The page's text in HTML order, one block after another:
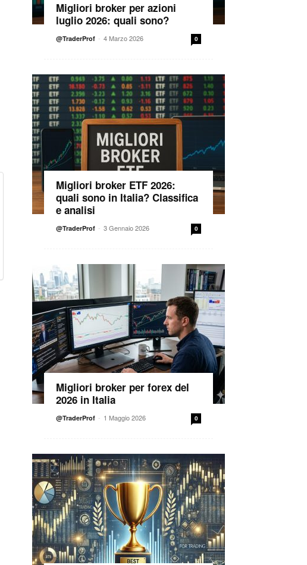
Migliori broker per azioni
luglio 2026: quali sono?
@TraderProf - 4 Marzo 2026 0
Migliori broker ETF 2026:
quali sono in Italia? Classifica
e analisi
@TraderProf - 3 Gennaio 2026 0
Migliori broker per forex del
2026 in Italia
@TraderProf - 1 Maggio 2026 0